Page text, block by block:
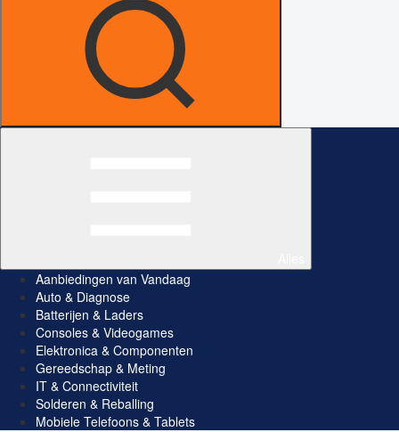
Aanbiedingen van Vandaag
Auto & Diagnose
Batterijen & Laders
Consoles & Videogames
Elektronica & Componenten
Gereedschap & Meting
IT & Connectiviteit
Solderen & Reballing
Mobiele Telefoons & Tablets